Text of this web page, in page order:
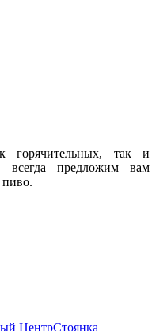
горячительных, так и
всегда предложим вам
пиво.
ЦентрСтоянка